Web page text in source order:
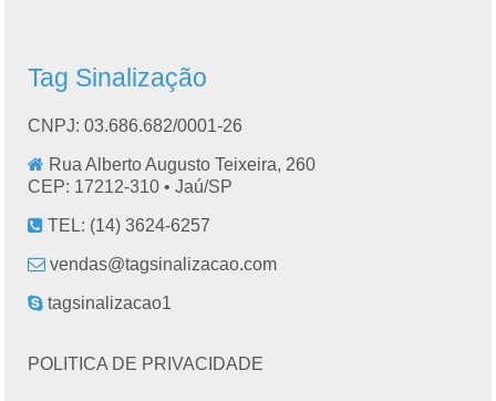
Tag Sinalização
CNPJ: 03.686.682/0001-26
Rua Alberto Augusto Teixeira, 260
CEP: 17212-310 •Jaú/SP
TEL: (14) 3624-6257
vendas@tagsinalizacao.com
tagsinalizacao1
POLITICA DE PRIVACIDADE